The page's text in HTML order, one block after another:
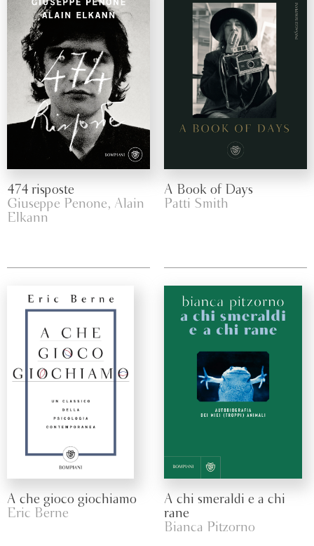
474 risposte
Giuseppe Penone, Alain
Elkann
A Book of Days
Patti Smith
A che gioco giochiamo
Eric Berne
A chi smeraldi e a chi
rane
Bianca Pitzorno